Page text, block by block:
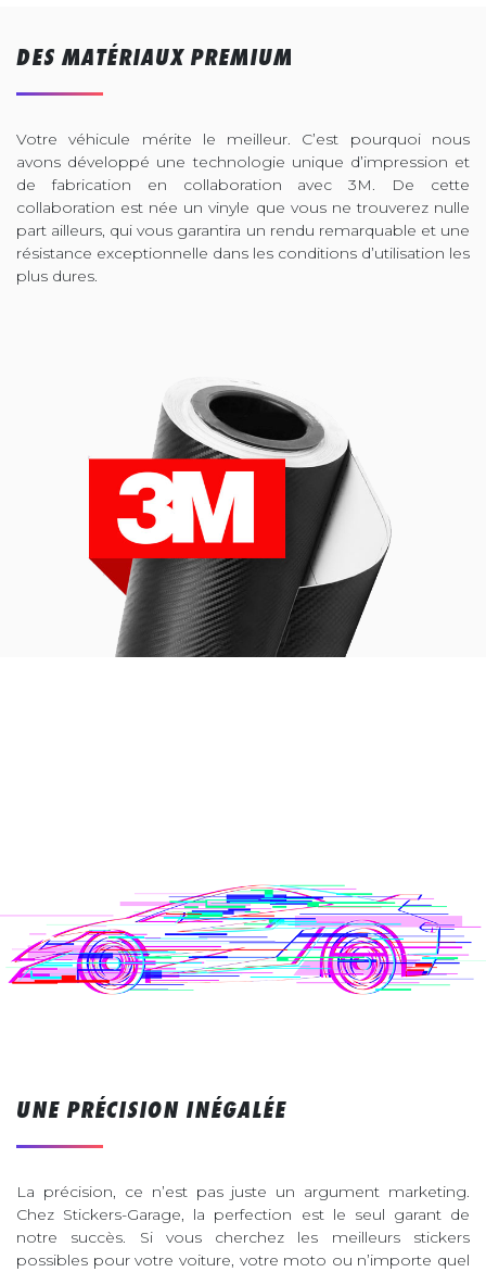
DES MATÉRIAUX PREMIUM
Votre véhicule mérite le meilleur. C’est pourquoi nous
avons développé une technologie unique d’impression et
de fabrication en collaboration avec 3M. De cette
collaboration est née un vinyle que vous ne trouverez nulle
part ailleurs, qui vous garantira un rendu remarquable et une
résistance exceptionnelle dans les conditions d’utilisation les
plus dures.
UNE PRÉCISION INÉGALÉE
La précision, ce n’est pas juste un argument marketing.
Chez Stickers-Garage, la perfection est le seul garant de
notre succès. Si vous cherchez les meilleurs stickers
possibles pour votre voiture, votre moto ou n’importe quel